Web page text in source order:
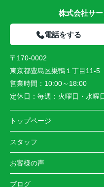
株式会社サ
電話をする
〒170-0002
東京都豊島区巣鴨１丁目11-5
営業時間： 10:00～18:00
定休日： 毎週：火曜日・水曜
トップページ
スタッフ
お客様の声
ブログ